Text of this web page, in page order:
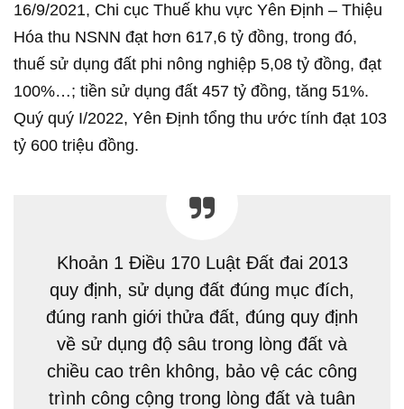
16/9/2021, Chi cục Thuế khu vực Yên Định – Thiệu
Hóa thu NSNN đạt hơn 617,6 tỷ đồng, trong đó,
thuế sử dụng đất phi nông nghiệp 5,08 tỷ đồng, đạt
100%…; tiền sử dụng đất 457 tỷ đồng, tăng 51%.
Quý quý I/2022, Yên Định tổng thu ước tính đạt 103
tỷ 600 triệu đồng.
Khoản 1 Điều 170 Luật Đất đai 2013
quy định, sử dụng đất đúng mục đích,
đúng ranh giới thửa đất, đúng quy định
về sử dụng độ sâu trong lòng đất và
chiều cao trên không, bảo vệ các công
trình công cộng trong lòng đất và tuân